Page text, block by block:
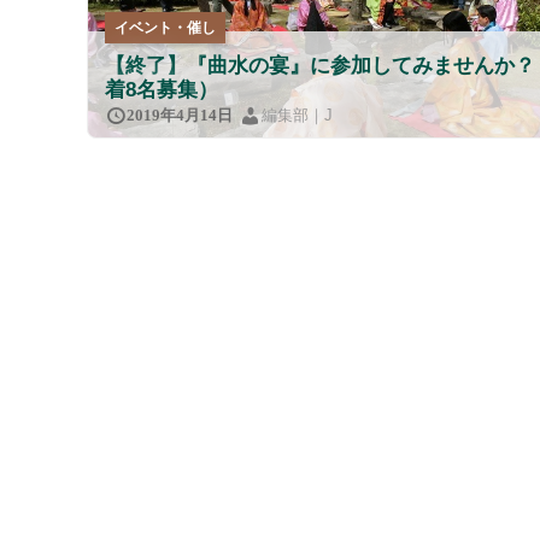
イベント・催し
【終了】『曲水の宴』に参加してみませんか？
着8名募集）
2019年4月14日 編集部｜J